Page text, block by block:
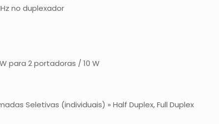
no duplexador
para 2 portadoras / 10 W
Seletivas (individuais) » Half Duplex, Full Duplex